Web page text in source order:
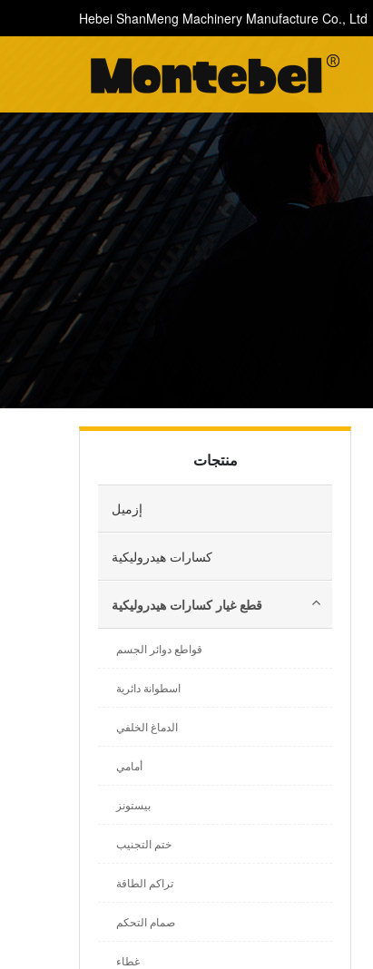
Hebei ShanMeng Machinery Manufacture Co., Ltd
منتجات
إزميل
كسارات هيدروليكية
قطع غيار كسارات هيدروليكية
قواطع دوائر الجسم
اسطوانة دائرية
الدماغ الخلفي
أمامي
بيستونز
ختم التجنيب
تراكم الطاقة
صمام التحكم
غطاء